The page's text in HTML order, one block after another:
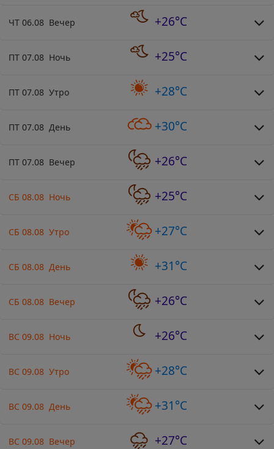
ЧТ 06.08 Вечер +26°C
ПТ 07.08 Ночь +25°C
ПТ 07.08 Утро +28°C
ПТ 07.08 День +30°C
ПТ 07.08 Вечер +26°C
СБ 08.08 Ночь +25°C
СБ 08.08 Утро +27°C
СБ 08.08 День +31°C
СБ 08.08 Вечер +26°C
ВС 09.08 Ночь +26°C
ВС 09.08 Утро +28°C
ВС 09.08 День +31°C
ВС 09.08 Вечер +27°C